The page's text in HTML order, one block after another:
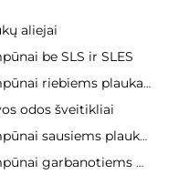
aliejai
be SLS ir SLES
Šampūnai riebiems plaukams
odos šveitikliai
Šampūnai sausiems plaukams
Šampūnai garbanotiems plaukams